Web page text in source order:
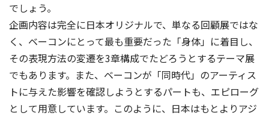
でしょう。
企画内容は完全に日本オリジナルで、単なる回顧展ではな
く、ベーコンにとって最も重要だった「身体」に着目し、
その表現方法の変遷を3章構成でたどろうとするテーマ展
でもあります。また、ベーコンが「同時代」のアーティス
トに与えた影響を確認しようとするパートも、エピローグ
として用意しています。このように、日本はもとよりアジ